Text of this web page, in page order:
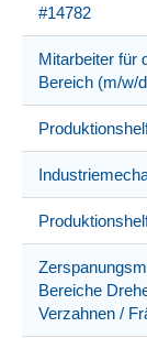
#14782
Mitarbeiter für
Bereich (m/w/
Bereiche
Verzahnen /